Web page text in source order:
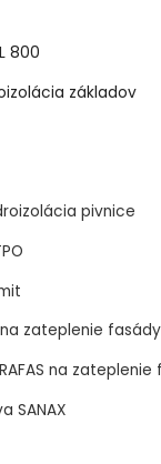
800
základov
pivnice
na zateplenie fasády
na
SANAX